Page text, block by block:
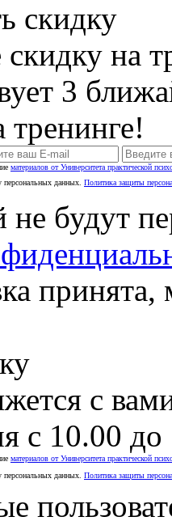
скидку
на
3
тренинге!
материалов от Университета практической
персональных данных. Политика защиты
не будут
с
с 10.00
материалов от Университета практической
персональных данных. Политика защиты